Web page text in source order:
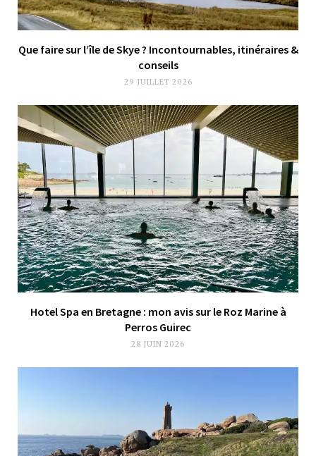
Que faire sur l’île de Skye ? Incontournables, itinéraires &
conseils
29 JUILLET 2026
Hotel Spa en Bretagne : mon avis sur le Roz Marine à
Perros Guirec
28 JUIN 2026